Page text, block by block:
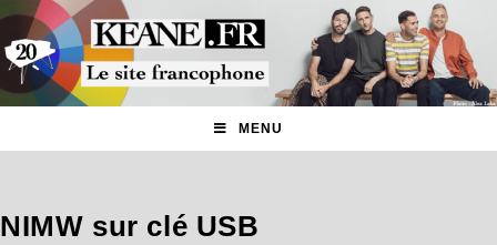
MENU
NIMW sur clé USB